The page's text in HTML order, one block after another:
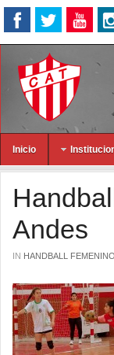
Inicio
Andes
IN HANDBALL FEMENINO